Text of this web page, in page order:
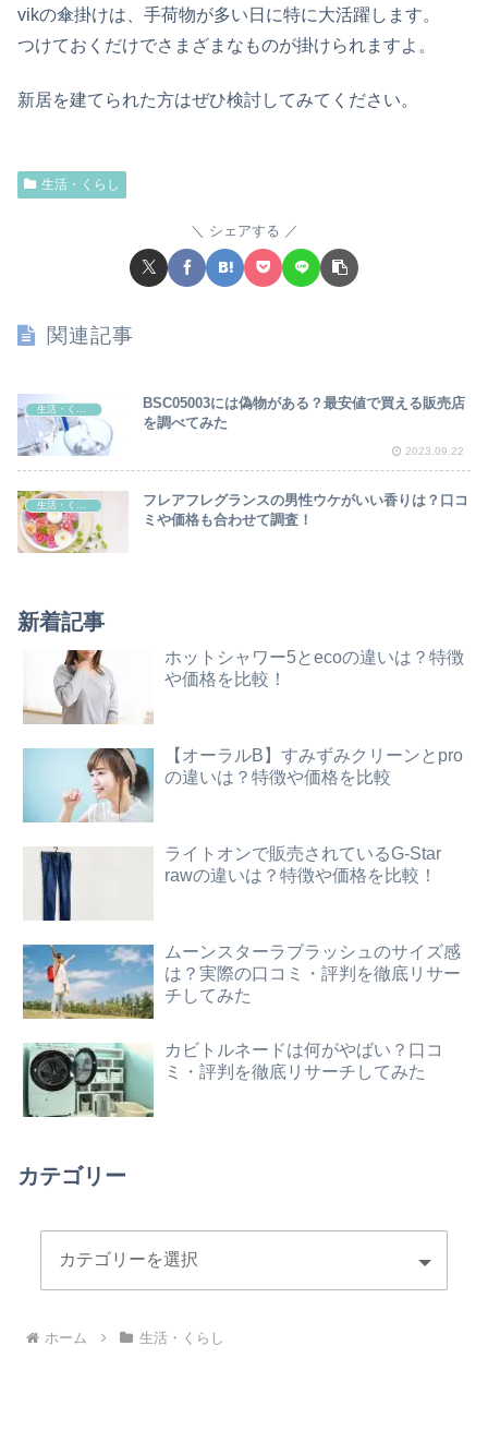
vikの傘掛けは、手荷物が多い日に特に大活躍します。
つけておくだけでさまざまなものが掛けられますよ。
新居を建てられた方はぜひ検討してみてください。
生活・くらし
シェアする
関連記事
BSC05003には偽物がある？最安値で買える販売店
を調べてみた
2023.09.22
生活・くらし
フレアフレグランスの男性ウケがいい香りは？口コ
ミや価格も合わせて調査！
新着記事
ホットシャワー5とecoの違いは？特徴
や価格を比較！
【オーラルB】すみずみクリーンとpro
の違いは？特徴や価格を比較
ライトオンで販売されているG-Star
rawの違いは？特徴や価格を比較！
ムーンスターラブラッシュのサイズ感
は？実際の口コミ・評判を徹底リサー
チしてみた
カビトルネードは何がやばい？口コ
ミ・評判を徹底リサーチしてみた
カテゴリー
ホーム 生活・くらし